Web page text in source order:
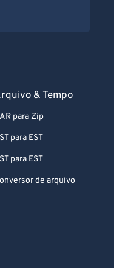
& Tempo
para Zip
para EST
para EST
de arquivo